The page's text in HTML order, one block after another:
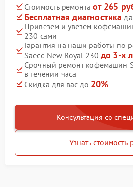
Стоимость ремонта от 265
Бесплатная диагностика
Привезем и увезем
230 сами
Гарантия на наши работы по
Saeco New Royal 230 до 3-х
Срочный ремонт кофемашин
в течении часа
Скидка для вас до 20%
Консультация со
Узнать стоимость